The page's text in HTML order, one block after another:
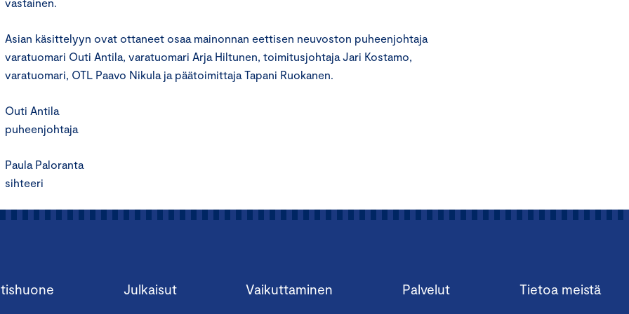
Asian käsittelyyn ovat ottaneet osaa mainonnan eettisen neuvoston puheenjohtaja
varatuomari Outi Antila, varatuomari Arja Hiltunen, toimitusjohtaja Jari Kostamo,
varatuomari, OTL Paavo Nikula ja päätoimittaja Tapani Ruokanen.
Outi Antila
puheenjohtaja
Paula Paloranta
sihteeri
Julkaisut Vaikuttaminen Palvelut Tietoa meistä